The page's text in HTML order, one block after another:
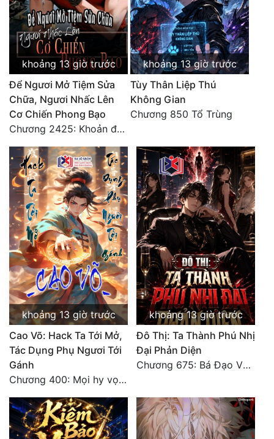
khoảng 13 giờ trước
Để Ngươi Mở Tiệm Sửa
Chữa, Ngươi Nhấc Lên
Cơ Chiến Phong Bạo
Chương 2425: Khoản đầu tư của Tượng Chủ!! Nỗi nghi hoặc của Tô Bạch!
khoảng 13 giờ trước
Tùy Thân Liệp Thú
Không Gian
Chương 850 Tổ Trùng
khoảng 13 giờ trước
Cao Võ: Hack Ta Tới Mở,
Tác Dụng Phụ Ngươi Tới
Gánh
Chương 400: Mọi hy vọng đặt trên Tô Mặc!
khoảng 13 giờ trước
Đô Thị: Ta Thành Phú Nhị
Đại Phản Diện
Chương 675: Bá Đạo Vương Gia